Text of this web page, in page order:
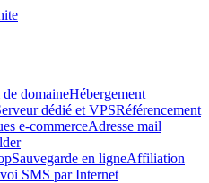
domaineHébergement
dédié et VPSRéférencement
e-commerceAdresse mail
Sauvegarde en ligneAffiliation
SMS par Internet